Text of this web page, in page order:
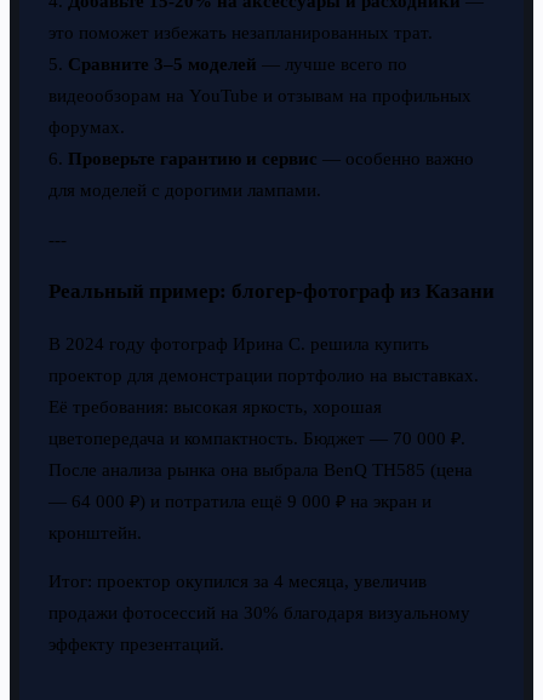
это поможет избежать незапланированных трат.
5. Сравните 3–5 моделей — лучше всего по
видеообзорам на YouTube и отзывам на профильных
форумах.
6. Проверьте гарантию и сервис — особенно важно
для моделей с дорогими лампами.
---
Реальный пример: блогер-фотограф из Казани
В 2024 году фотограф Ирина С. решила купить
проектор для демонстрации портфолио на выставках.
Её требования: высокая яркость, хорошая
цветопередача и компактность. Бюджет — 70 000 ₽.
После анализа рынка она выбрала BenQ TH585 (цена
— 64 000 ₽) и потратила ещё 9 000 ₽ на экран и
кронштейн.
Итог: проектор окупился за 4 месяца, увеличив
продажи фотосессий на 30% благодаря визуальному
эффекту презентаций.